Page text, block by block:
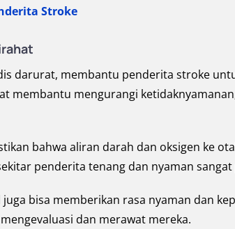
Stroke
darurat, membantu penderita stroke
membantu mengurangi
bahwa aliran darah dan oksigen ke
penderita tenang dan nyaman
bisa memberikan rasa nyaman dan
dan merawat mereka.